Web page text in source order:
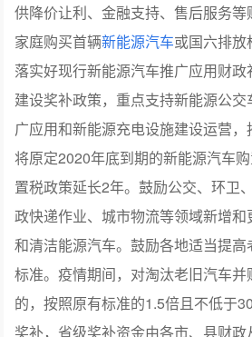
供降价让利、金融支持、售后服务
家庭购买首辆新能源汽车或国六排放
落实好现行新能源汽车推广应用财
建设奖补政策，重点支持新能源公
广应用和新能源充电设施建设运营，
将原定2020年底到期的新能源汽车
置税政策延长2年。鼓励公交、环卫
政快递作业、城市物流等领域新增
和清洁能源汽车。鼓励各地适当提
标准。疫情期间，对淘汰老旧汽车
的，按照原有标准的1.5倍且不低于
奖补，省级奖补资金由各市、县财